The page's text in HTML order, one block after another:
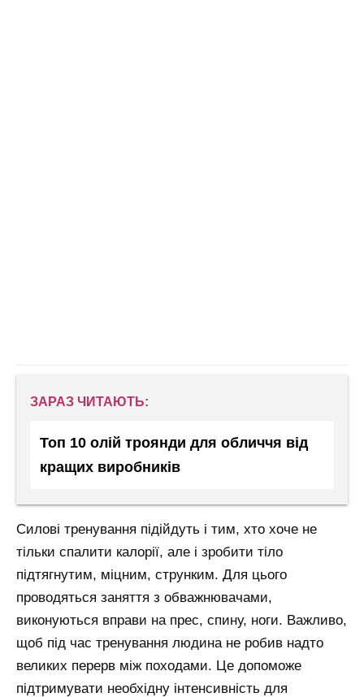
ЗАРАЗ ЧИТАЮТЬ:
Топ 10 олій троянди для обличчя від
кращих виробників
Силові тренування підійдуть і тим, хто хоче не
тільки спалити калорії, але і зробити тіло
підтягнутим, міцним, струнким. Для цього
проводяться заняття з обважнювачами,
виконуються вправи на прес, спину, ноги. Важливо,
щоб під час тренування людина не робив надто
великих перерв між походами. Це допоможе
підтримувати необхідну інтенсивність для